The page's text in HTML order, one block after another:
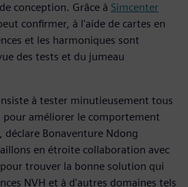
conception. Grâce à Simcenter
confirmer, à l'aide de cartes en
et les harmoniques sont
des tests et du jumeau
à tester minutieusement tous
pour améliorer le comportement
Bonaventure Ndong
en étroite collaboration avec
trouver la bonne solution qui
NVH et à d'autres domaines tels